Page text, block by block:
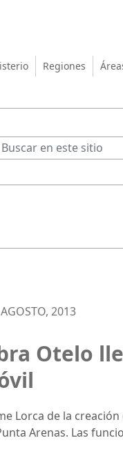
Regiones
2013
Otelo
Lorca de la
Arenas. Las